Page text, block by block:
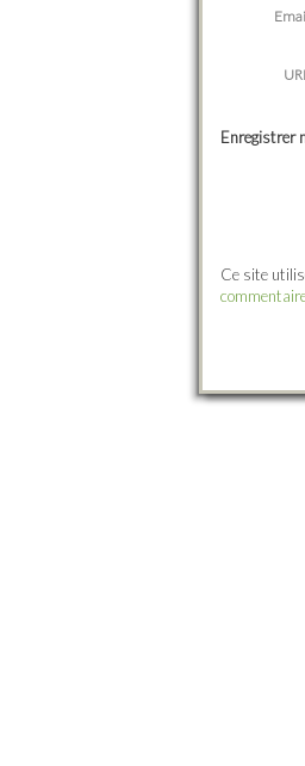
URL
Enregistrer
Ce site